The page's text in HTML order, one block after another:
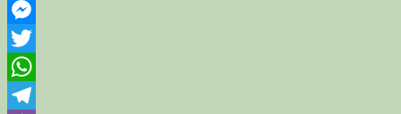
Facebook
Messenger
Twitter
WhatsApp